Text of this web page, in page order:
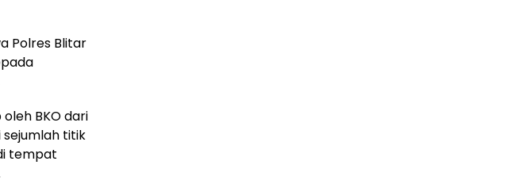
Polres Blitar
BKO dari
sejumlah titik
tempat